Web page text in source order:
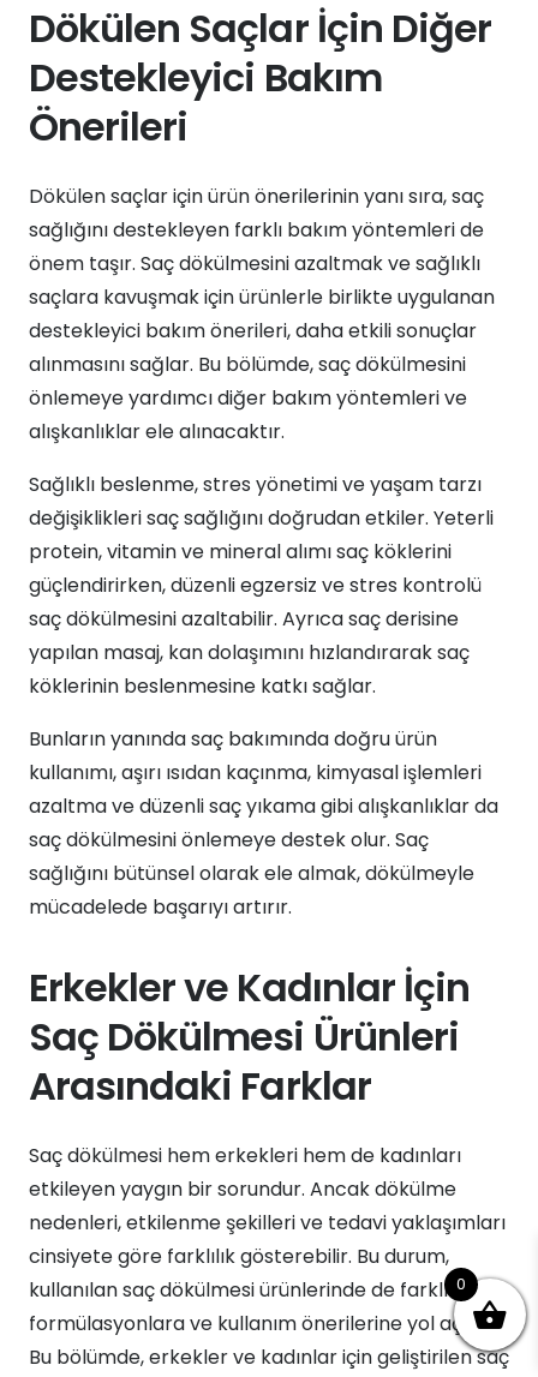
Dökülen Saçlar İçin Diğer
Destekleyici Bakım
Önerileri
Dökülen saçlar için ürün önerilerinin yanı sıra, saç
sağlığını destekleyen farklı bakım yöntemleri de
önem taşır. Saç dökülmesini azaltmak ve sağlıklı
saçlara kavuşmak için ürünlerle birlikte uygulanan
destekleyici bakım önerileri, daha etkili sonuçlar
alınmasını sağlar. Bu bölümde, saç dökülmesini
önlemeye yardımcı diğer bakım yöntemleri ve
alışkanlıklar ele alınacaktır.
Sağlıklı beslenme, stres yönetimi ve yaşam tarzı
değişiklikleri saç sağlığını doğrudan etkiler. Yeterli
protein, vitamin ve mineral alımı saç köklerini
güçlendirirken, düzenli egzersiz ve stres kontrolü
saç dökülmesini azaltabilir. Ayrıca saç derisine
yapılan masaj, kan dolaşımını hızlandırarak saç
köklerinin beslenmesine katkı sağlar.
Bunların yanında saç bakımında doğru ürün
kullanımı, aşırı ısıdan kaçınma, kimyasal işlemleri
azaltma ve düzenli saç yıkama gibi alışkanlıklar da
saç dökülmesini önlemeye destek olur. Saç
sağlığını bütünsel olarak ele almak, dökülmeyle
mücadelede başarıyı artırır.
Erkekler ve Kadınlar İçin
Saç Dökülmesi Ürünleri
Arasındaki Farklar
Saç dökülmesi hem erkekleri hem de kadınları
etkileyen yaygın bir sorundur. Ancak dökülme
nedenleri, etkilenme şekilleri ve tedavi yaklaşımları
cinsiyete göre farklılık gösterebilir. Bu durum,
kullanılan saç dökülmesi ürünlerinde de farklı
formülasyonlara ve kullanım önerilerine yol açar.
Bu bölümde, erkekler ve kadınlar için geliştirilen saç
0